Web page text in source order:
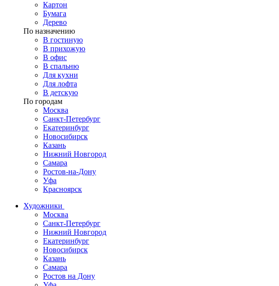
Картон
Бумага
Дерево
По назначению
В гостиную
В прихожую
В офис
В спальню
Для кухни
Для лофта
В детскую
По городам
Москва
Санкт-Петербург
Екатеринбург
Новосибирск
Казань
Нижний Новгород
Самара
Ростов-на-Дону
Уфа
Красноярск
Художники
Москва
Санкт-Петербург
Нижний Новгород
Екатеринбург
Новосибирск
Казань
Самара
Ростов на Дону